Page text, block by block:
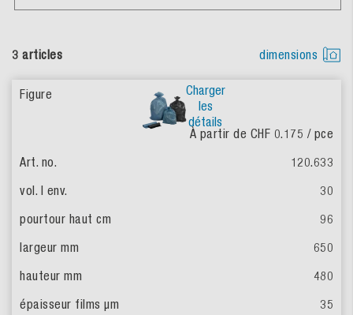
3 articles dimensions
Charger
les
détails
À partir de CHF 0.175 / pce
120.633
30
96
650
480
35